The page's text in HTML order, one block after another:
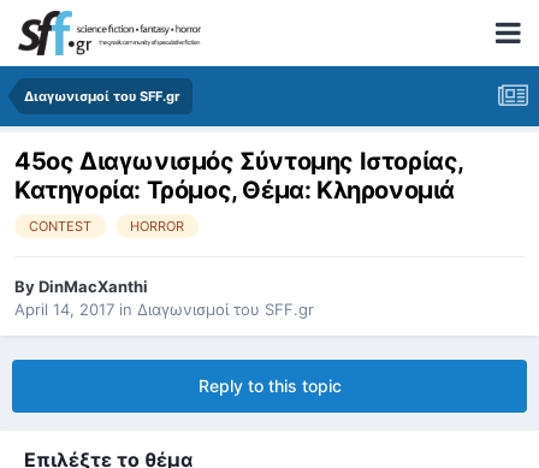
Διαγωνισμοί του SFF.gr
45ος Διαγωνισμός Σύντομης Ιστορίας,
Κατηγορία: Τρόμος, Θέμα: Κληρονομιά
CONTEST HORROR
ByDinMacXanthi
April 14, 2017 in Διαγωνισμοί του SFF.gr
Reply to this topic
Επιλέξτε το θέμα